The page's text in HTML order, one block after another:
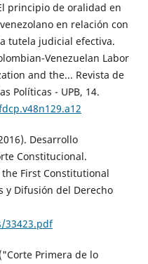
principio de oralidad en
en relación con
tutela judicial efectiva.
Venezuelan Labor
and the... Revista de
Políticas - UPB, 14.
Desarrollo
Constitucional.
First Constitutional
y Difusión del Derecho
33423.pdf
Primera de lo